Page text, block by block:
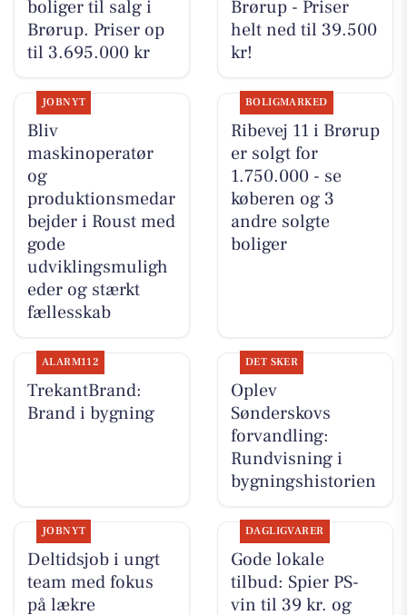
boliger til salg i
Brørup. Priser op
til 3.695.000 kr
Brørup - Priser
helt ned til 39.500
kr!
JOBNYT
Bliv
maskinoperatør
og
produktionsmedar
bejder i Roust med
gode
udviklingsmuligh
eder og stærkt
fællesskab
BOLIGMARKED
Ribevej 11 i Brørup
er solgt for
1.750.000 - se
køberen og 3
andre solgte
boliger
ALARM112
TrekantBrand:
Brand i bygning
DET SKER
Oplev
Sønderskovs
forvandling:
Rundvisning i
bygningshistorien
JOBNYT
Deltidsjob i ungt
team med fokus
på lækre
DAGLIGVARER
Gode lokale
tilbud: Spier PS-
vin til 39 kr. og